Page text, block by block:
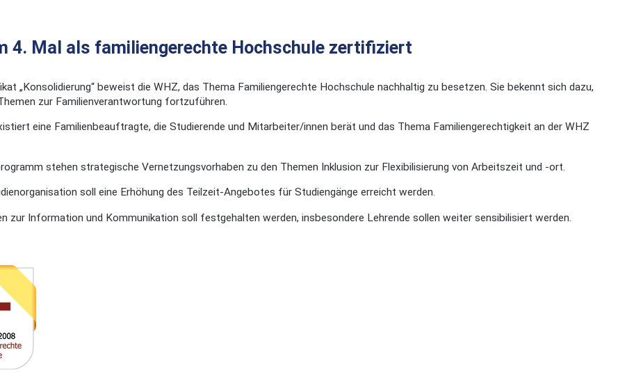
4. Mal als familiengerechte Hochschule zertifiziert
„Konsolidierung“ beweist die WHZ, das Thema Familiengerechte Hochschule nachhaltig zu besetzen. Sie bekennt sich dazu,
zur Familienverantwortung fortzuführen.
eine Familienbeauftragte, die Studierende und Mitarbeiter/innen berät und das Thema Familiengerechtigkeit an der WHZ
stehen strategische Vernetzungsvorhaben zu den Themen Inklusion zur Flexibilisierung von Arbeitszeit und -ort.
soll eine Erhöhung des Teilzeit-Angebotes für Studiengänge erreicht werden.
zur Information und Kommunikation soll festgehalten werden, insbesondere Lehrende sollen weiter sensibilisiert werden.